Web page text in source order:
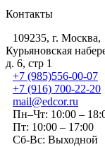
Контакты
109235, г. Москва,
Курьяновская
д. 6, стр 1
+7 (985)556-00-07
+7 (916) 700-22-20
mail@edcor.ru
Пн–Чт: 10:00 –
Пт: 10:00 – 17:00
Сб-Вс: Выходной